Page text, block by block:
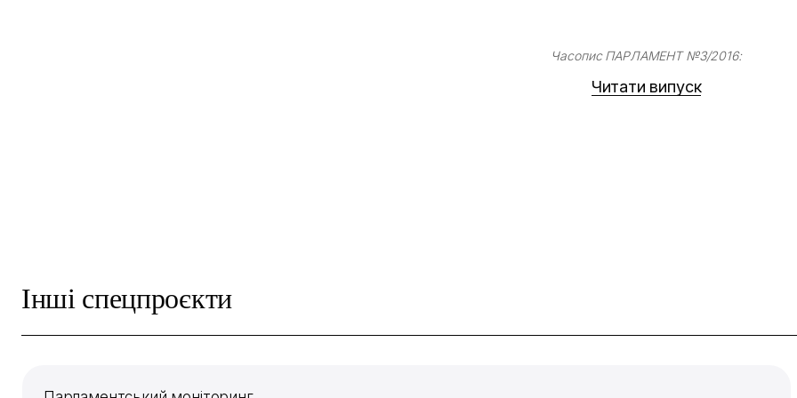
Часопис ПАРЛАМЕНТ №3/2016:
Читати випуск
Інші спецпроєкти